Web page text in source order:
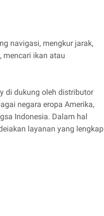
navigasi, mengkur jarak,
mencari ikan atau
di dukung oleh distributor
negara eropa Amerika,
Indonesia. Dalam hal
layanan yang lengkap